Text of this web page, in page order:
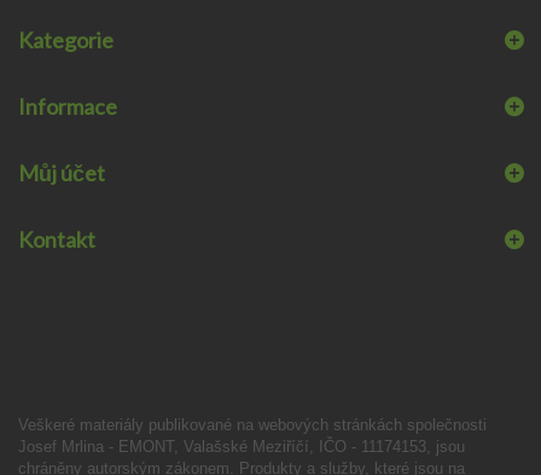
Kategorie
Informace
Můj účet
Kontakt
Veškeré materiály publikované na webových stránkách společnosti
Josef Mrlina - EMONT, Valašské Meziříčí, IČO - 11174153, jsou
chráněny autorským zákonem. Produkty a služby, které jsou na